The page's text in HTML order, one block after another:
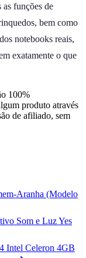
funções de
bem como
notebooks reais,
exatamente o que
100%
produto através
de afiliado, sem
Aranha (Modelo
Som e Luz Yes
Intel Celeron 4GB